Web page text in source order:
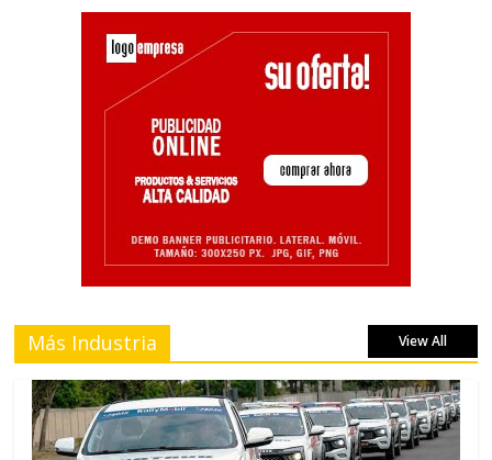
Más Industria View All